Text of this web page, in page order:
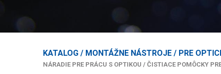
KATALOG / MONTÁŽNE NÁSTROJE / PRE
NÁRADIE PRE PRÁCU S OPTIKOU / ČISTIACE POMÔCKY